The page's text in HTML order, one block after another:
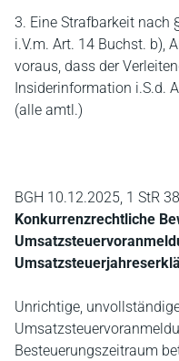
3. Eine Strafbarkeit nach
i.V.m. Art. 14 Buchst. b),
voraus, dass der
Insiderinformation i.S.d.
(alle amtl.)
BGH 10.12.2025, 1 StR
Konkurrenzrechtliche
Unrichtige,
Besteuerungszeitraum